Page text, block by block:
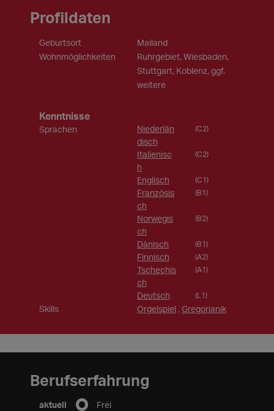
Profildaten
Geburtsort
Mailand
Wohnmöglichkeiten
Ruhrgebiet, Wiesbaden,
Stuttgart, Koblenz, ggf.
weitere
Kenntnisse
Sprachen
Niederlän
disch
(C2)
Italienisc
h
(C2)
Englisch (C1)
Französis
ch
(B1)
Norwegis
ch
(B2)
Dänisch (B1)
Finnisch (A2)
Tschechis
ch
(A1)
Deutsch (L1)
Skills Orgelspiel ,Gregorianik
Berufserfahrung
aktuell
Frei